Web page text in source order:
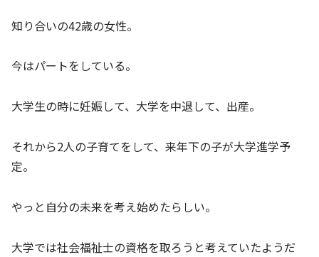
知り合いの42歳の女性。
今はパートをしている。
大学生の時に妊娠して、大学を中退して、出産。
それから2人の子育てをして、来年下の子が大学進学予
定。
やっと自分の未来を考え始めたらしい。
大学では社会福祉士の資格を取ろうと考えていたようだ